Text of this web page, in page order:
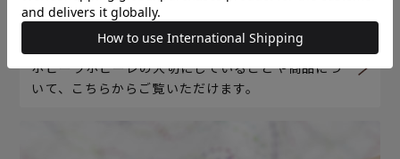
ホビーラホビーレについて
ホビーラホビーレの大切にしていることや商品につ
いて、こちらからご覧いただけます。